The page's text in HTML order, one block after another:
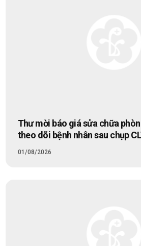
Thư mời báo giá sửa chữa
theo dõi bệnh nhân sau chụp
01/08/2026